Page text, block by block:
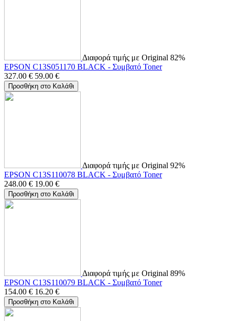
Διαφορά τιμής με Original 82%
EPSON C13S051170 BLACK - Συμβατό Toner
327.00 € 59.00 €
Προσθήκη στο Καλάθι
Διαφορά τιμής με Original 92%
EPSON C13S110078 BLACK - Συμβατό Toner
248.00 € 19.00 €
Προσθήκη στο Καλάθι
Διαφορά τιμής με Original 89%
EPSON C13S110079 BLACK - Συμβατό Toner
154.00 € 16.20 €
Προσθήκη στο Καλάθι